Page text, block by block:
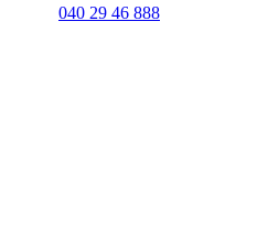
040 29 46 888